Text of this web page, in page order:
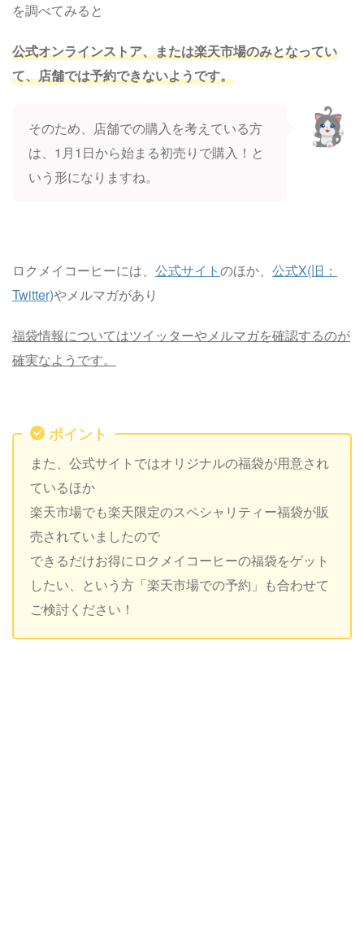
を調べてみると
公式オンラインストア、または楽天市場のみとなってい
て、店舗では予約できないようです。
そのため、店舗での購入を考えている方
は、1月1日から始まる初売りで購入！と
いう形になりますね。
ロクメイコーヒーには、 公式サイトのほか、 公式X(旧：
Twitter)やメルマガがあり
福袋情報についてはツイッターやメルマガを確認するのが
確実なようです。
ポイント
また、公式サイトではオリジナルの福袋が用意され
ているほか
楽天市場でも楽天限定のスペシャリティー福袋が販
売されていましたので
できるだけお得にロクメイコーヒーの福袋をゲット
したい、という方「楽天市場での予約」も合わせて
ご検討ください！